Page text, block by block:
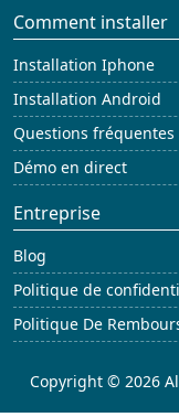
Comment installer
Installation Iphone
Installation Android
Questions fréquentes
Démo en direct
Entreprise
Blog
Politique de
Politique De
Copyright © 2026